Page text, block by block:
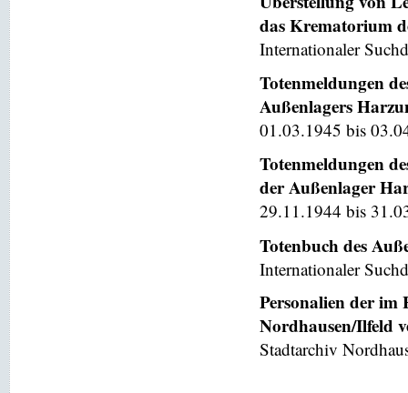
das Krematorium
Internationaler
Totenmeldungen
Außenlagers
01.03.1945 bis
Totenmeldungen
der Außenlager
29.11.1944 bis
Totenbuch des
Internationaler
Personalien der
Nordhausen/Ilfeld
Stadtarchiv